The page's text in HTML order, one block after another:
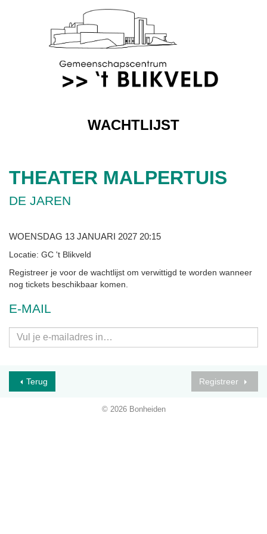
WACHTLIJST
THEATER MALPERTUIS
DE JAREN
WOENSDAG 13 JANUARI 2027 20:15
Locatie: GC 't Blikveld
Registreer je voor de wachtlijst om verwittigd te worden wanneer
nog tickets beschikbaar komen.
E-MAIL
Terug Registreer
© 2026 Bonheiden